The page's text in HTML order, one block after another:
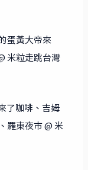
蛋黃大帝來
米粒走跳台灣
了咖啡、吉姆
羅東夜市 @ 米